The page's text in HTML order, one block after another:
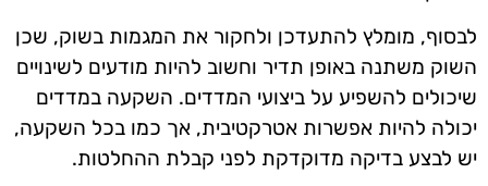
לבסוף, מומלץ להתעדכן ולחקור את המגמות בשוק, שכן
השוק משתנה באופן תדיר וחשוב להיות מודעים לשינויים
שיכולים להשפיע על ביצועי המדדים. השקעה במדדים
יכולה להיות אפשרות אטרקטיבית, אך כמו בכל השקעה,
יש לבצע בדיקה מדוקדקת לפני קבלת ההחלטות.